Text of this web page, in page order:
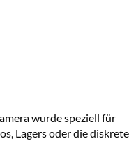
wurde speziell für
Lagers oder die diskrete